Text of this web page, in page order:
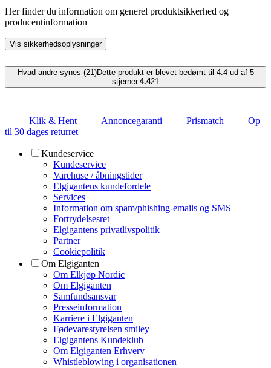
Her finder du information om generel produktsikkerhed og
producentinformation
Vis sikkerhedsoplysninger
Hvad andre synes (21)Dette produkt er blevet bedømt til 4.4 ud af 5
stjerner.4.421
Klik & Hent Annoncegaranti Prismatch
Op
til 30 dages returret
Kundeservice
Kundeservice
Varehuse / åbningstider
Elgigantens kundefordele
Services
Information om spam/phishing-emails og SMS
Fortrydelsesret
Elgigantens privatlivspolitik
Partner
Cookiepolitik
Om Elgiganten
Om Elkjøp Nordic
Om Elgiganten
Samfundsansvar
Presseinformation
Karriere i Elgiganten
Fødevarestyrelsen smiley
Elgigantens Kundeklub
Om Elgiganten Erhverv
Whistleblowing i organisationen